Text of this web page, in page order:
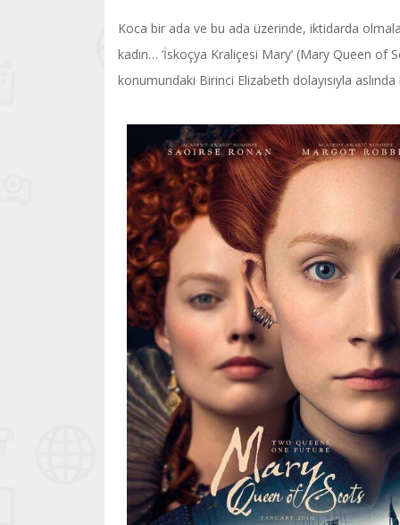
Koca bir ada ve bu ada üzerinde, iktidarda
kadın… ‘İskoçya Kraliçesi Mary’ (Mary Queen of
konumundaki Birinci Elizabeth dolayısıyla